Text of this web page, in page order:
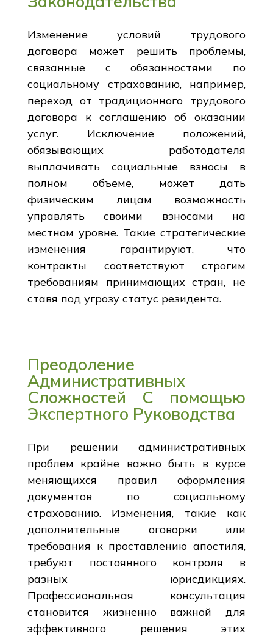
Изменение условий трудового
договора может решить проблемы,
связанные с обязанностями по
социальному страхованию, например,
переход от традиционного трудового
договора к соглашению об оказании
услуг. Исключение положений,
обязывающих работодателя
выплачивать социальные взносы в
полном объеме, может дать
физическим лицам возможность
управлять своими взносами на
местном уровне. Такие стратегические
изменения гарантируют, что
контракты соответствуют строгим
требованиям принимающих стран, не
ставя под угрозу статус резидента.
Преодоление
Административных
Сложностей С помощью
Экспертного Руководства
При решении административных
проблем крайне важно быть в курсе
меняющихся правил оформления
документов по социальному
страхованию. Изменения, такие как
дополнительные оговорки или
требования к проставлению апостиля,
требуют постоянного контроля в
разных юрисдикциях.
Профессиональная консультация
становится жизненно важной для
эффективного решения этих